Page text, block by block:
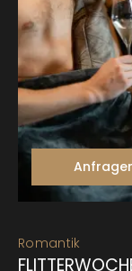
Romantik